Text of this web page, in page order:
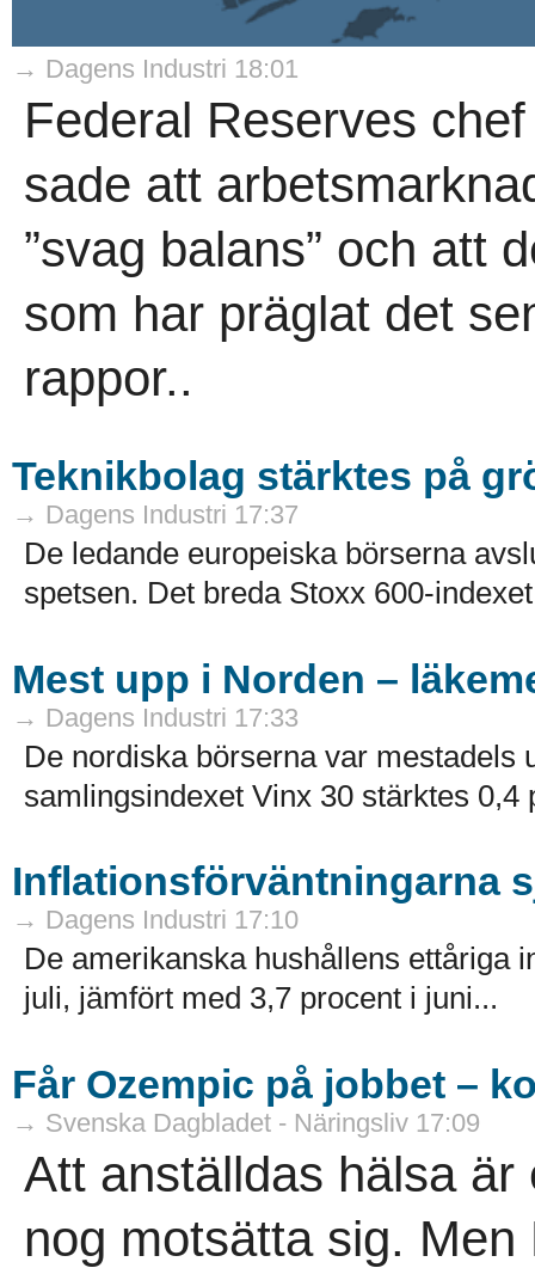
→ Dagens Industri 18:01
Federal Reserves
sade att
”svag balans” och att
som har präglat det
rappor..
Teknikbolag stärktes på
→ Dagens Industri 17:37
De ledande europeiska börserna
spetsen. Det breda Stoxx 600-
Mest upp i Norden –
→ Dagens Industri 17:33
De nordiska börserna var mestadels
samlingsindexet Vinx 30 stärktes 0,4
Inflationsförväntningarna
→ Dagens Industri 17:10
De amerikanska hushållens ettåriga
juli, jämfört med 3,7 procent i juni...
Får Ozempic på jobbet –
→ Svenska Dagbladet - Näringsliv 17:09
Att anställdas hälsa
nog motsätta sig.